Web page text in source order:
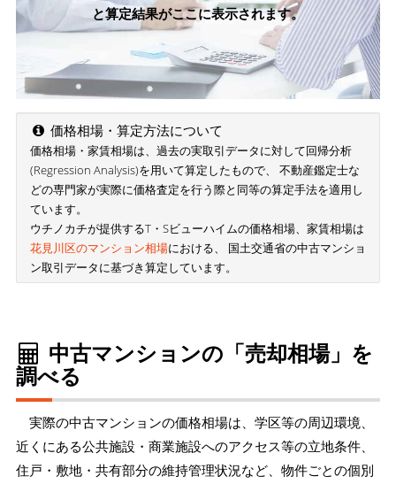
と算定結果がここに表示されます。
価格相場・算定方法について
価格相場・家賃相場は、過去の実取引データに対して回帰分析
(Regression Analysis)を用いて算定したもので、 不動産鑑定士な
どの専門家が実際に価格査定を行う際と同等の算定手法を適用し
ています。
ウチノカチが提供するT・Sビューハイムの価格相場、家賃相場は
花見川区のマンション相場における、 国土交通省の中古マンショ
ン取引データに基づき算定しています。
中古マンションの「売却相場」を
調べる
実際の中古マンションの価格相場は、学区等の周辺環境、
近くにある公共施設・商業施設へのアクセス等の立地条件、
住戸・敷地・共有部分の維持管理状況など、物件ごとの個別